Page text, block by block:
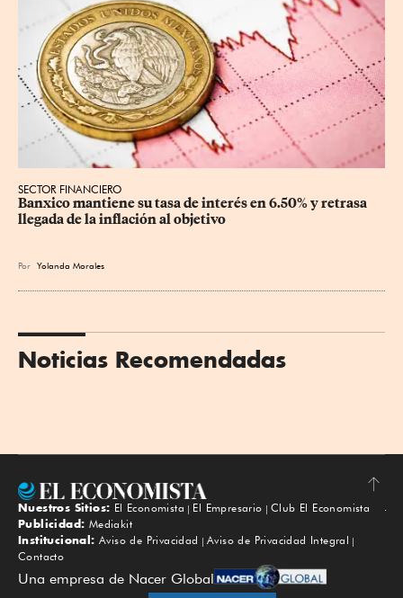
SECTOR FINANCIERO
Banxico mantiene su tasa de interés en 6.50% y retrasa
llegada de la inflación al objetivo
Por Yolanda Morales
Noticias Recomendadas
Subir
Nuestros Sitios: El Economista El Empresario
Club El Economista
Publicidad: Mediakit
Institucional: Aviso de Privacidad
Aviso de Privacidad Integral
Contacto
Una empresa de Nacer Global